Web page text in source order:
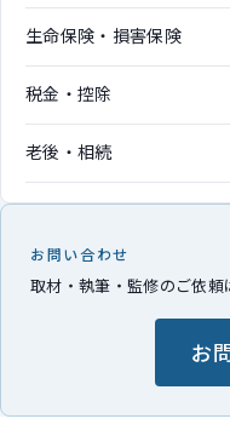
生命保険・損害保険
税金・控除
老後・相続
お問い合わせ
取材・執筆・監修のご依頼
お